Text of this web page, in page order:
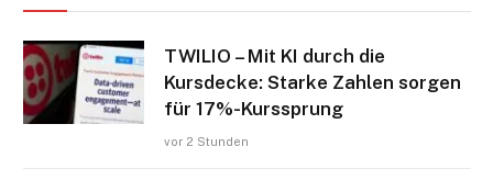
TWILIO – Mit KI durch die
Kursdecke: Starke Zahlen sorgen
für 17%-Kurssprung
vor 2 Stunden